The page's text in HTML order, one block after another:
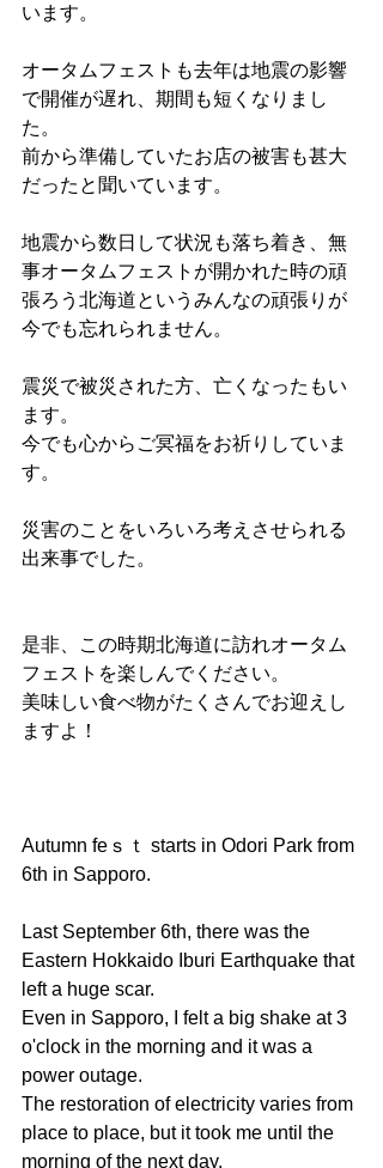
います。
オータムフェストも去年は地震の影響
で開催が遅れ、期間も短くなりまし
た。
前から準備していたお店の被害も甚大
だったと聞いています。
地震から数日して状況も落ち着き、無
事オータムフェストが開かれた時の頑
張ろう北海道というみんなの頑張りが
今でも忘れられません。
震災で被災された方、亡くなったもい
ます。
今でも心からご冥福をお祈りしていま
す。
災害のことをいろいろ考えさせられる
出来事でした。
是非、この時期北海道に訪れオータム
フェストを楽しんでください。
美味しい食べ物がたくさんでお迎えし
ますよ！
Autumn feｓｔ starts in Odori Park from
6th in Sapporo.
Last September 6th, there was the
Eastern Hokkaido Iburi Earthquake that
left a huge scar.
Even in Sapporo, I felt a big shake at 3
o'clock in the morning and it was a
power outage.
The restoration of electricity varies from
place to place, but it took me until the
morning of the next day.